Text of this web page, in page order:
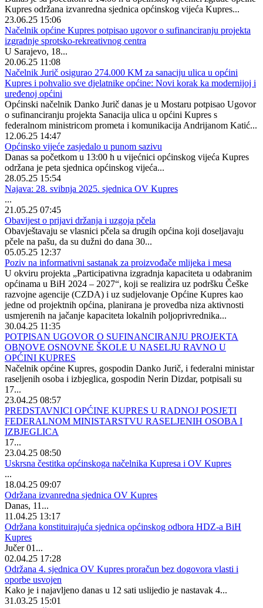
Kupres održana izvanredna sjednica općinskog vijeća Kupres...
23.06.25 15:06
Načelnik općine Kupres potpisao ugovor o sufinanciranju projekta
izgradnje sprotsko-rekreativnog centra
U Sarajevo, 18...
20.06.25 11:08
Načelnik Jurič osigurao 274.000 KM za sanaciju ulica u općini
Kupres i pohvalio sve djelatnike općine: Novi korak ka modernijoj i
uređenoj općini
Općinski načelnik Danko Jurič danas je u Mostaru potpisao Ugovor
o sufinanciranju projekta Sanacija ulica u općini Kupres s
federalnom ministricom prometa i komunikacija Andrijanom Katić...
12.06.25 14:47
Općinsko vijeće zasjedalo u punom sazivu
Danas sa početkom u 13:00 h u vijećnici općinskog vijeća Kupres
održana je peta sjednica općinskog vijeća...
28.05.25 15:54
Najava: 28. svibnja 2025. sjednica OV Kupres
...
21.05.25 07:45
Obavijest o prijavi držanja i uzgoja pčela
Obavještavaju se vlasnici pčela sa drugih općina koji doseljavaju
pčele na pašu, da su dužni do dana 30...
05.05.25 12:37
Poziv na informativni sastanak za proizvođače mlijeka i mesa
U okviru projekta „Participativna izgradnja kapaciteta u odabranim
općinama u BiH 2024 – 2027“, koji se realizira uz podršku Češke
razvojne agencije (CZDA) i uz sudjelovanje Općine Kupres kao
jedne od projektnih općina, planirana je provedba niza aktivnosti
usmjerenih na jačanje kapaciteta lokalnih poljoprivrednika...
30.04.25 11:35
POTPISAN UGOVOR O SUFINANCIRANJU PROJEKTA
OBNOVE OSNOVNE ŠKOLE U NASELJU RAVNO U
OPĆINI KUPRES
Načelnik općine Kupres, gospodin Danko Jurič, i federalni ministar
raseljenih osoba i izbjeglica, gospodin Nerin Dizdar, potpisali su
17...
23.04.25 08:57
PREDSTAVNICI OPĆINE KUPRES U RADNOJ POSJETI
FEDERALNOM MINISTARSTVU RASELJENIH OSOBA I
IZBJEGLICA
17...
23.04.25 08:50
Uskrsna čestitka općinskoga načelnika Kupresa i OV Kupres
...
18.04.25 09:07
Održana izvanredna sjednica OV Kupres
Danas, 11...
11.04.25 13:17
Održana konstituirajuća sjednica općinskog odbora HDZ-a BiH
Kupres
Jučer 01...
02.04.25 17:28
Održana 4. sjednica OV Kupres proračun bez dogovora vlasti i
oporbe usvojen
Kako je i najavljeno danas u 12 sati uslijedio je nastavak 4...
31.03.25 15:01